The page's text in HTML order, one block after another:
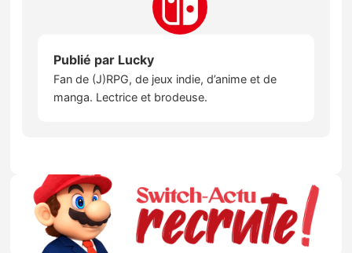
Publié par Lucky
Fan de (J)RPG, de jeux indie, d’anime et de
manga. Lectrice et brodeuse.